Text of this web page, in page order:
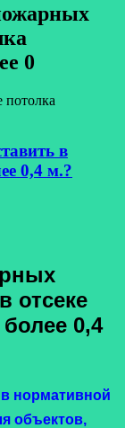
0
потолка
в
0,4 м.?
отсеке
0,4
нормативной
объектов,